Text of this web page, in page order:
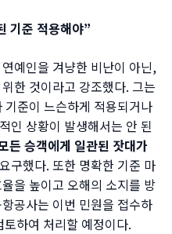
기준 적용해야”
예인을 겨냥한 비난이 아닌,
한 것이라고 강조했다. 그는
준이 느슨하게 적용되거나
인 상황이 발생해서는 안 된
든 승객에게 일관된 잣대가
구했다. 또한 명확한 기준 마
을 높이고 오해의 소지를 방
공사는 이번 민원을 접수하
하여 처리할 예정이다.